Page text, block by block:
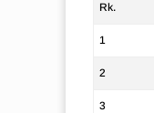
Rk.
1
2
3